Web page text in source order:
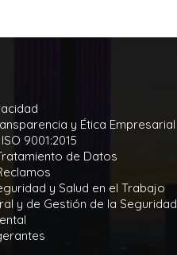
y Ética Empresarial
9001:2015
de Datos
y Salud en el Trabajo
y de Gestión de la Seguridad